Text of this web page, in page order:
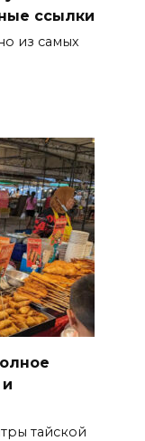
ссылки
из самых
тайской